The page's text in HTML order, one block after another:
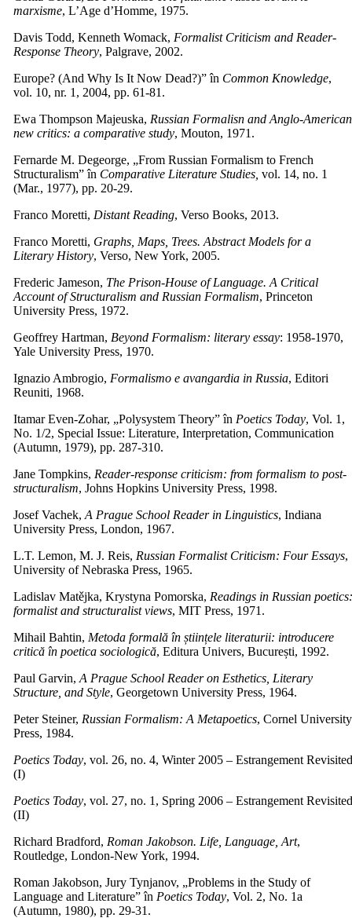
marxisme, L’Age d’Homme, 1975.
Davis Todd, Kenneth Womack, Formalist Criticism and Reader-
Response Theory, Palgrave, 2002.
Europe? (And Why Is It Now Dead?)” în Common Knowledge,
vol. 10, nr. 1, 2004, pp. 61-81.
Ewa Thompson Majeuska, Russian Formalisn and Anglo-American
new critics: a comparative study, Mouton, 1971.
Fernarde M. Degeorge, „From Russian Formalism to French
Structuralism” în Comparative Literature Studies, vol. 14, no. 1
(Mar., 1977), pp. 20-29.
Franco Moretti, Distant Reading, Verso Books, 2013.
Franco Moretti, Graphs, Maps, Trees. Abstract Models for a
Literary History, Verso, New York, 2005.
Frederic Jameson, The Prison-House of Language. A Critical
Account of Structuralism and Russian Formalism, Princeton
University Press, 1972.
Geoffrey Hartman, Beyond Formalism: literary essay: 1958-1970,
Yale University Press, 1970.
Ignazio Ambrogio, Formalismo e avangardia in Russia, Editori
Reuniti, 1968.
Itamar Even-Zohar, „Polysystem Theory” în Poetics Today, Vol. 1,
No. 1/2, Special Issue: Literature, Interpretation, Communication
(Autumn, 1979), pp. 287-310.
Jane Tompkins, Reader-response criticism: from formalism to post-
structuralism, Johns Hopkins University Press, 1998.
Josef Vachek,A Prague School Reader in Linguistics, Indiana
University Press, London, 1967.
L.T. Lemon, M. J. Reis, Russian Formalist Criticism: Four Essays,
University of Nebraska Press, 1965.
Ladislav Matějka, Krystyna Pomorska, Readings in Russian
formalist and structuralist views, MIT Press, 1971.
Mihail Bahtin, Metoda formală în științele literaturii: introducere
critică în poetica sociologică, Editura Univers, București, 1992.
Paul Garvin,A Prague School Reader on Esthetics, Literary
Structure, and Style, Georgetown University Press, 1964.
Peter Steiner, Russian Formalism: A Metapoetics, Cornel University
Press, 1984.
Poetics Today, vol. 26, no. 4, Winter 2005 – Estrangement
(I)
Poetics Today, vol. 27, no. 1, Spring 2006 – Estrangement
(II)
Richard Bradford, Roman Jakobson. Life, Language, Art,
Routledge, London-New York, 1994.
Roman Jakobson, Jury Tynjanov, „Problems in the Study of
Language and Literature” în Poetics Today, Vol. 2, No. 1a
(Autumn, 1980), pp. 29-31.